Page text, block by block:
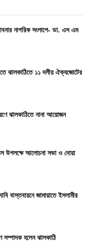
নাগরিক সংলাপে- ডা. এস এম
ঝালকাঠিতে ১১ দলীয় ঐক্যজোটের
ঝালকাঠিতে নানা আয়োজন
উপলক্ষে আলোচনা সভা ও দোয়া
বাস্তবায়নে জামায়াতে ইসলামীর
সম্পাদক হলেন ঝালকাঠি